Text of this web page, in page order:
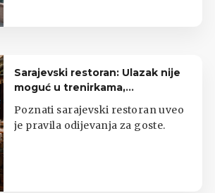
Sarajevski restoran: Ulazak nije
moguć u trenirkama,
potkošuljama i japankama
Poznati sarajevski restoran uveo
je pravila odijevanja za goste.